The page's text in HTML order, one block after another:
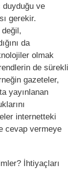
ve
gerekir.
da
olmak
de sürekli
gazeteler,
yayınlanan
internetteki
cevap vermeye
İhtiyaçları